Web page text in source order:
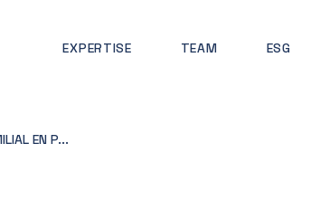
EXPERTISE TEAM ESG
EN P...